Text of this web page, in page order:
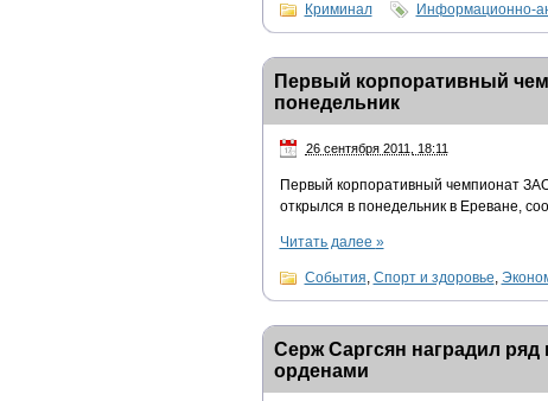
Криминал Информационно-
Первый корпоративный
понедельник
26 сентября 2011, 18:11
Первый корпоративный чемпионат
открылся в понедельник в Ереване,
Читать далее »
События, Спорт и здоровье,
Серж Саргсян наградил
орденами